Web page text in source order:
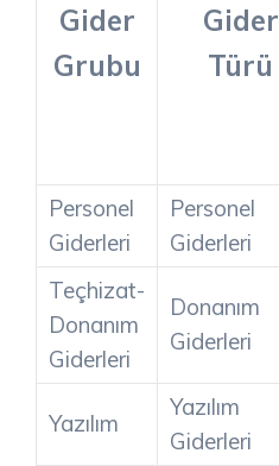
Gider
Grubu
Gider
Türü
Personel
Giderleri
Personel
Giderleri
Teçhizat-
Donanım
Giderleri
Donanım
Giderleri
Yazılım
Yazılım
Giderleri